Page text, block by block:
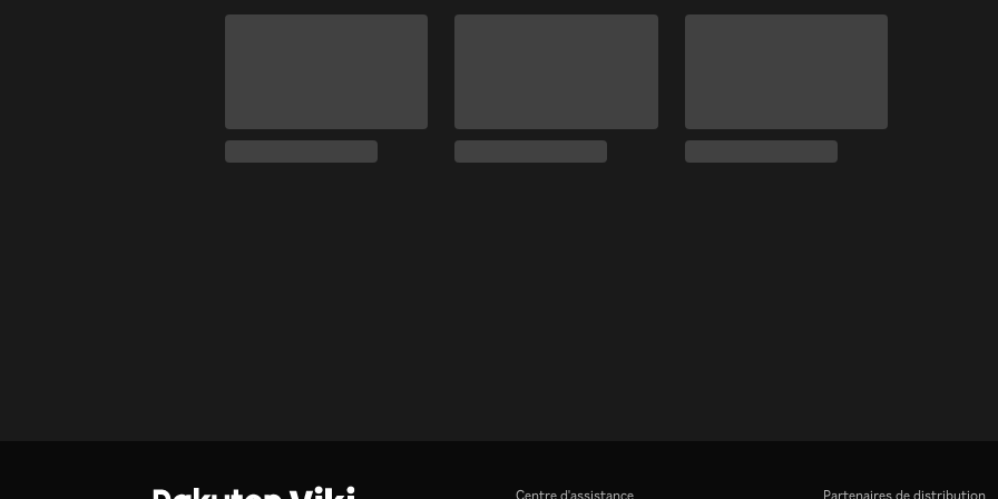
Centre d'assistance Partenaires de distribution